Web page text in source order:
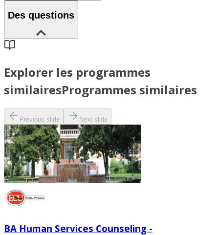
Des questions
Explorer les programmes
similairesProgrammes similaires
Previous slide Next slide
BA Human Services Counseling -